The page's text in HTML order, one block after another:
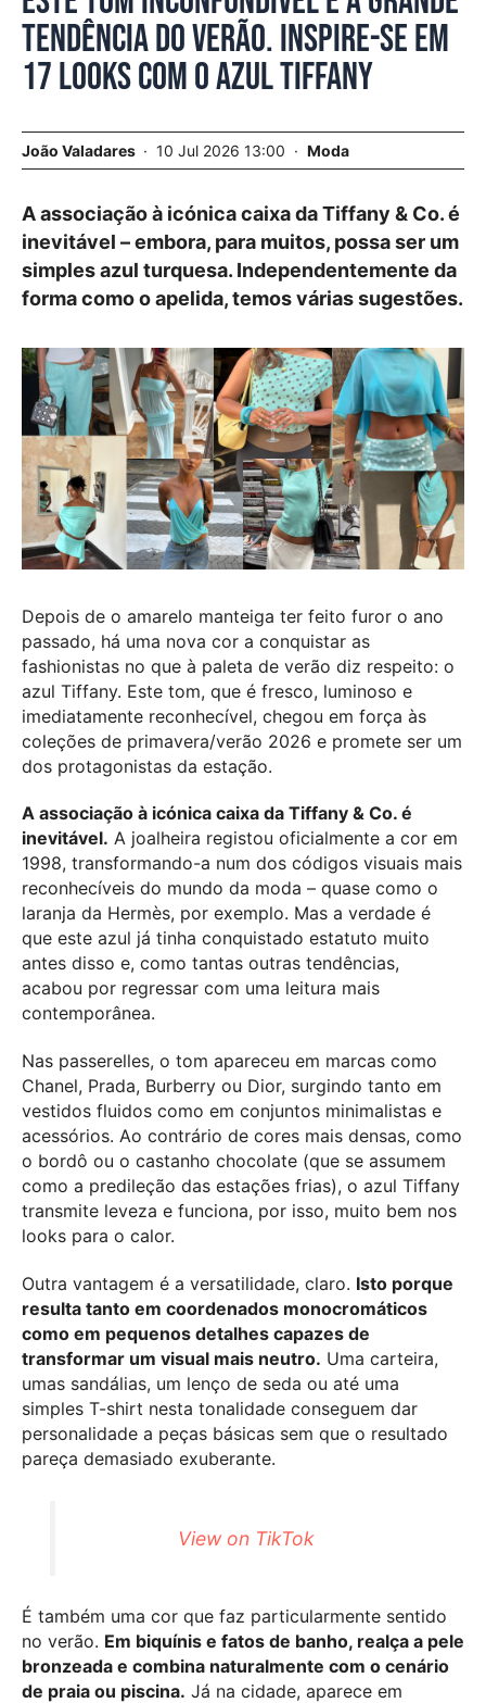
tendência do verão. Inspire-se em
17 looks com o azul Tiffany
João Valadares 10 Jul 2026 13:00 Moda
A associação à icónica caixa da Tiffany & Co. é
inevitável – embora, para muitos, possa ser um
simples azul turquesa. Independentemente da
forma como o apelida, temos várias sugestões.
Depois de o amarelo manteiga ter feito furor o ano
passado, há uma nova cor a conquistar as
fashionistas no que à paleta de verão diz respeito: o
azul Tiffany. Este tom, que é fresco, luminoso e
imediatamente reconhecível, chegou em força às
coleções de primavera/verão 2026 e promete ser um
dos protagonistas da estação.
A associação à icónica caixa da Tiffany & Co. é
inevitável. A joalheira registou oficialmente a cor em
1998, transformando-a num dos códigos visuais mais
reconhecíveis do mundo da moda – quase como o
laranja da Hermès, por exemplo. Mas a verdade é
que este azul já tinha conquistado estatuto muito
antes disso e, como tantas outras tendências,
acabou por regressar com uma leitura mais
contemporânea.
Nas passerelles, o tom apareceu em marcas como
Chanel, Prada, Burberry ou Dior, surgindo tanto em
vestidos fluidos como em conjuntos minimalistas e
acessórios. Ao contrário de cores mais densas, como
o bordô ou o castanho chocolate (que se assumem
como a predileção das estações frias), o azul Tiffany
transmite leveza e funciona, por isso, muito bem nos
looks para o calor.
Outra vantagem é a versatilidade, claro. Isto porque
resulta tanto em coordenados monocromáticos
como em pequenos detalhes capazes de
transformar um visual mais neutro. Uma carteira,
umas sandálias, um lenço de seda ou até uma
simples T-shirt nesta tonalidade conseguem dar
personalidade a peças básicas sem que o resultado
pareça demasiado exuberante.
View on TikTok
É também uma cor que faz particularmente sentido
no verão. Em biquínis e fatos de banho, realça a pele
bronzeada e combina naturalmente com o cenário
de praia ou piscina. Já na cidade, aparece em